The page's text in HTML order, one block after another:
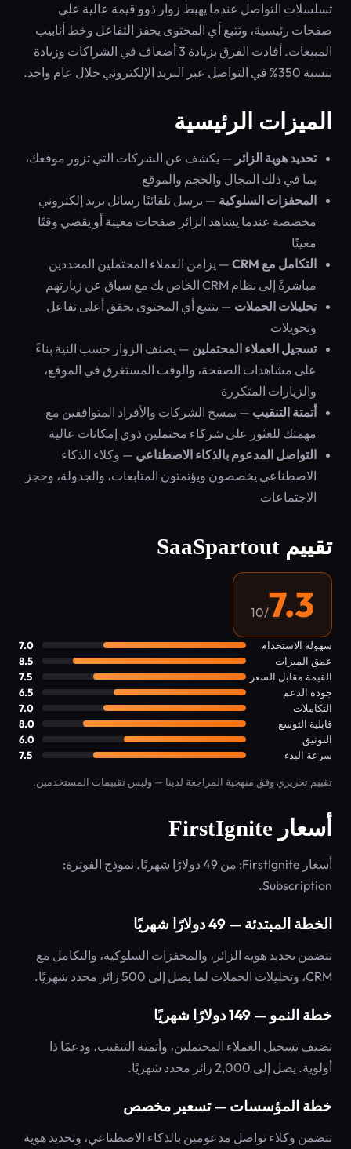
تسلسلات التواصل عندما يهبط زوار ذوو قيمة عالية على
صفحات رئيسية، وتتبع أي المحتوى يحفز التفاعل وخط أنابيب
المبيعات. أفادت الفرق بزيادة 3 أضعاف في الشراكات وزيادة
بنسبة 350% في التواصل عبر البريد الإلكتروني خلال عام واحد.
الميزات الرئيسية
تحديد هوية الزائر — يكشف عن الشركات التي تزور موقعك،
بما في ذلك المجال والحجم والموقع
المحفزات السلوكية — يرسل تلقائيًا رسائل بريد إلكتروني
مخصصة عندما يشاهد الزائر صفحات معينة أو يقضي وقتًا
معينًا
التكامل مع CRM
— يزامن العملاء المحتملين المحددين
مباشرةً إلى نظام CRM الخاص بك مع سياق عن زيارتهم
تحليلات الحملات — يتتبع أي المحتوى يحقق أعلى تفاعل
وتحويلات
تسجيل العملاء المحتملين — يصنف الزوار حسب النية بناءً
على مشاهدات الصفحة، والوقت المستغرق في الموقع،
والزيارات المتكررة
أتمتة التنقيب — يمسح الشركات والأفراد المتوافقين مع
مهمتك للعثور على شركاء محتملين ذوي إمكانات عالية
التواصل المدعوم بالذكاء الاصطناعي — وكلاء الذكاء
الاصطناعي يخصصون ويؤتمتون المتابعات، والجدولة، وحجز
الاجتماعات
تقييم SaaSpartout
7.3
/10
سهولة الاستخدام
7.0
عمق الميزات
8.5
القيمة مقابل السعر
7.5
جودة الدعم
6.5
التكاملات
7.0
قابلية التوسع
8.0
التوثيق
6.0
سرعة البدء
7.5
تقييم تحريري وفق منهجية المراجعة لدينا — وليس تقييمات المستخدمين.
أسعار FirstIgnite
أسعار FirstIgnite: من 49 دولارًا شهريًا. نموذج الفوترة:
Subscription.
الخطة المبتدئة — 49 دولارًا شهريًا
تتضمن تحديد هوية الزائر، والمحفزات السلوكية، والتكامل مع
CRM، وتحليلات الحملات لما يصل إلى 500 زائر محدد شهريًا.
خطة النمو — 149 دولارًا شهريًا
تضيف تسجيل العملاء المحتملين، وأتمتة التنقيب، ودعمًا ذا
أولوية. يصل إلى 2,000 زائر محدد شهريًا.
خطة المؤسسات — تسعير مخصص
تتضمن وكلاء تواصل مدعومين بالذكاء الاصطناعي، وتحديد هوية